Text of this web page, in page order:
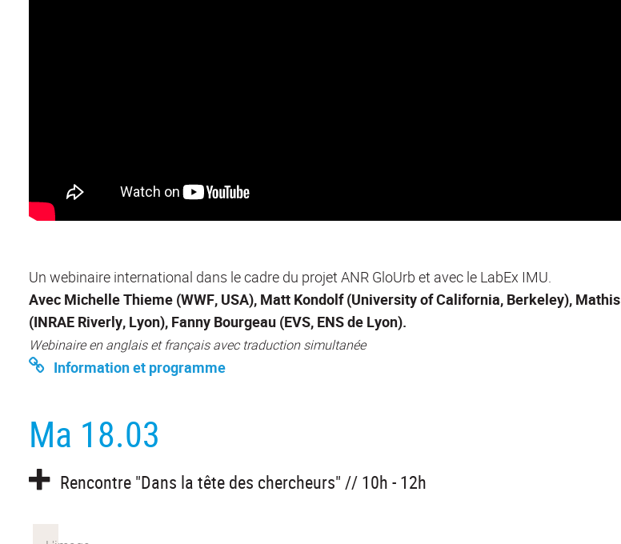
Un webinaire international dans le cadre du projet ANR GloUrb et avec le LabEx IMU.
Avec Michelle Thieme (WWF, USA), Matt Kondolf (University of California, Berkeley),
(INRAE Riverly, Lyon), Fanny Bourgeau (EVS, ENS de Lyon).
Webinaire en anglais et français avec traduction simultanée
Information et programme
Ma 18.03
Rencontre "Dans la tête des chercheurs" // 10h - 12h